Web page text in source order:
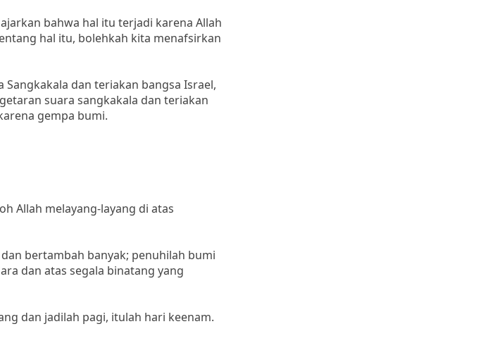
bahwa hal itu terjadi karena Allah
hal itu, bolehkah kita menafsirkan
dan teriakan bangsa Israel,
suara sangkakala dan teriakan
gempa bumi.
Allah melayang-layang di atas
bertambah banyak; penuhilah bumi
dan atas segala binatang yang
dan jadilah pagi, itulah hari keenam.